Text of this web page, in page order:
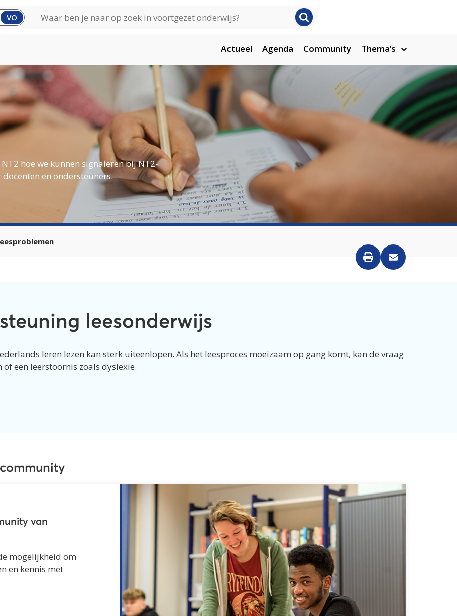
VO
Actueel Agenda Community Thema’s
hoe we kunnen signaleren bij NT2-
en ondersteuners.
leesonderwijs
leren lezen kan sterk uiteenlopen. Als het leesproces moeizaam op gang komt, kan de vraag
een leerstoornis zoals dyslexie.
van
mogelijkheid om
en kennis met